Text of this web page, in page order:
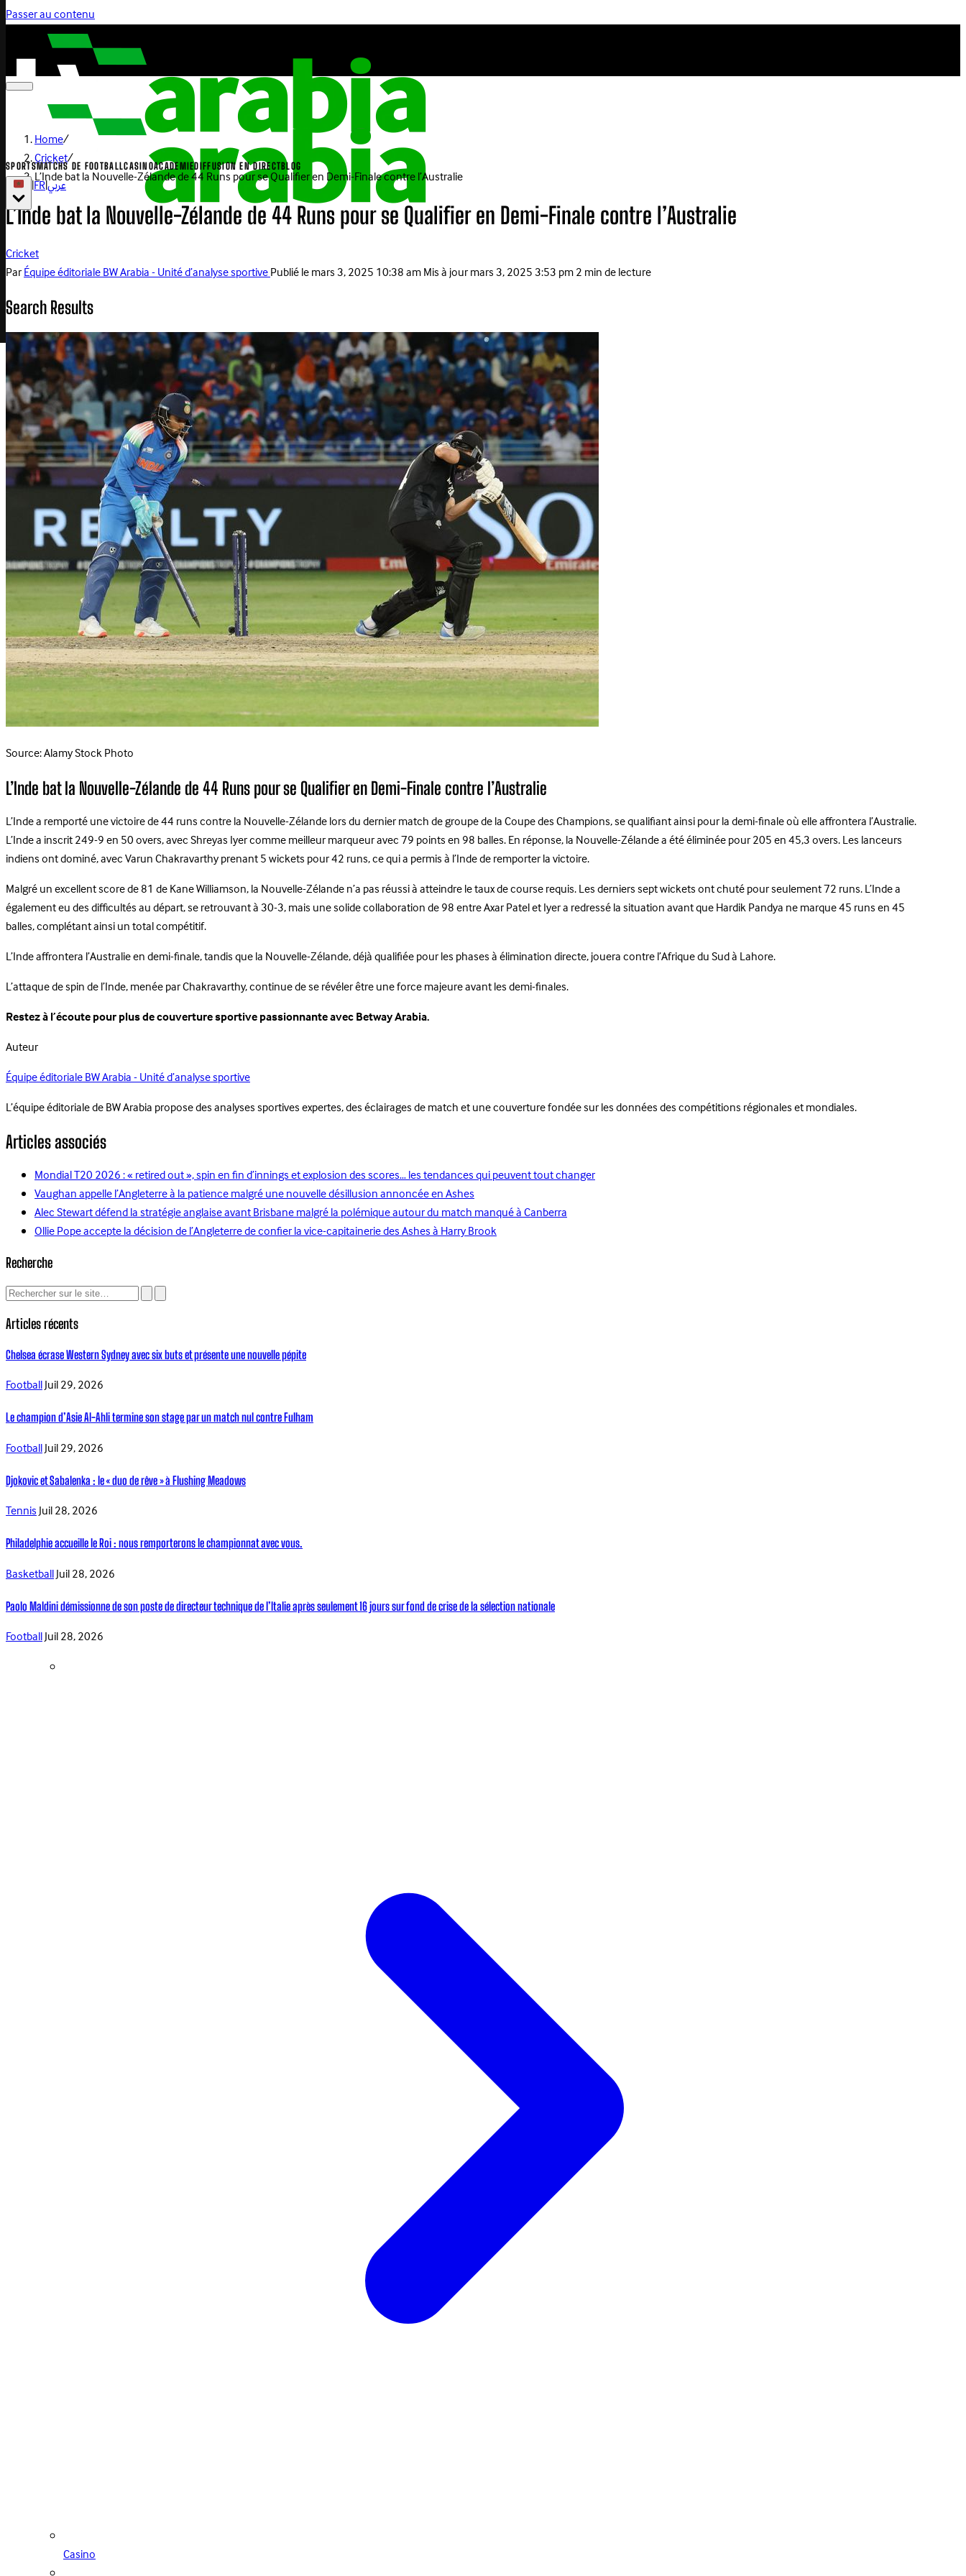
Passer au contenu
SPORTSMATCHS DE FOOTBALLCASINOACADEMIEDIFFUSION EN DIRECTBLOG
|FR|عربي
Home/
Cricket/
L’Inde bat la Nouvelle-Zélande de 44 Runs pour se Qualifier en Demi-Finale contre l’Australie
L’Inde bat la Nouvelle-Zélande de 44 Runs pour se Qualifier en Demi-Finale contre l’Australie
Cricket
ParÉquipe éditoriale BW Arabia - Unité d’analyse sportivePublié lemars 3, 2025 10:38 amMis à jourmars 3, 2025 3:53 pm2 min de lecture
Search Results
Source: Alamy Stock Photo
L’Inde bat la Nouvelle-Zélande de 44 Runs pour se Qualifier en Demi-Finale contre l’Australie
L’Inde a remporté une victoire de 44 runs contre la Nouvelle-Zélande lors du dernier match de groupe de la Coupe des Champions, se qualifiant ainsi pour la demi-finale où elle affrontera l’Australie.
L’Inde a inscrit 249-9 en 50 overs, avec Shreyas Iyer comme meilleur marqueur avec 79 points en 98 balles. En réponse, la Nouvelle-Zélande a été éliminée pour 205 en 45,3 overs. Les lanceurs
indiens ont dominé, avec Varun Chakravarthy prenant 5 wickets pour 42 runs, ce qui a permis à l’Inde de remporter la victoire.
Malgré un excellent score de 81 de Kane Williamson, la Nouvelle-Zélande n’a pas réussi à atteindre le taux de course requis. Les derniers sept wickets ont chuté pour seulement 72 runs. L’Inde a
également eu des difficultés au départ, se retrouvant à 30-3, mais une solide collaboration de 98 entre Axar Patel et Iyer a redressé la situation avant que Hardik Pandya ne marque 45 runs en 45
balles, complétant ainsi un total compétitif.
L’Inde affrontera l’Australie en demi-finale, tandis que la Nouvelle-Zélande, déjà qualifiée pour les phases à élimination directe, jouera contre l’Afrique du Sud à Lahore.
L’attaque de spin de l’Inde, menée par Chakravarthy, continue de se révéler être une force majeure avant les demi-finales.
Restez à l’écoute pour plus de couverture sportive passionnante avec Betway Arabia.
Auteur
Équipe éditoriale BW Arabia - Unité d’analyse sportive
L’équipe éditoriale de BW Arabia propose des analyses sportives expertes, des éclairages de match et une couverture fondée sur les données des compétitions régionales et mondiales.
Articles associés
Mondial T20 2026 : « retired out », spin en fin d’innings et explosion des scores… les tendances qui peuvent tout changer
Vaughan appelle l’Angleterre à la patience malgré une nouvelle désillusion annoncée en Ashes
Alec Stewart défend la stratégie anglaise avant Brisbane malgré la polémique autour du match manqué à Canberra
Ollie Pope accepte la décision de l’Angleterre de confier la vice-capitainerie des Ashes à Harry Brook
Recherche
Articles récents
Chelsea écrase Western Sydney avec six buts et présente une nouvelle pépite
FootballJuil 29, 2026
Le champion d’Asie Al-Ahli termine son stage par un match nul contre Fulham
FootballJuil 29, 2026
Djokovic et Sabalenka : le « duo de rêve » à Flushing Meadows
TennisJuil 28, 2026
Philadelphie accueille le Roi : nous remporterons le championnat avec vous.
BasketballJuil 28, 2026
Paolo Maldini démissionne de son poste de directeur technique de l’Italie après seulement 16 jours sur fond de crise de la sélection nationale
FootballJuil 28, 2026
Casino